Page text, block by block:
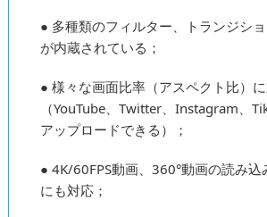
● 多種類のフィルター、トランジシ
が内蔵されている；
● 様々な画面比率（アスペクト比）
（YouTube、Twitter、Instagram、
アップロードできる）；
● 4K/60FPS動画、360°動画の読み込
にも対応；